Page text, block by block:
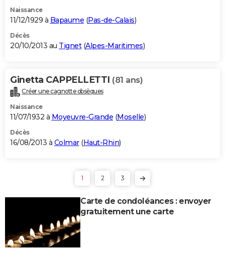
Naissance
11/12/1929 à Bapaume (Pas-de-Calais)
Décès
20/10/2013 au Tignet(Alpes-Maritimes)
Ginetta CAPPELLETTI (81 ans)
Créer une cagnotte obsèques
Naissance
11/07/1932 à Moyeuvre-Grande (Moselle)
Décès
16/08/2013 à Colmar(Haut-Rhin)
1 2 3
Carte de condoléances : envoyer
gratuitement une carte